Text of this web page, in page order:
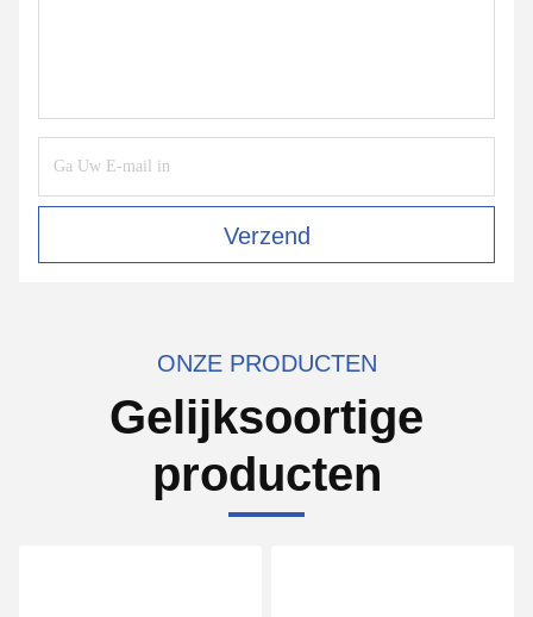
Verzend
ONZE PRODUCTEN
Gelijksoortige
producten